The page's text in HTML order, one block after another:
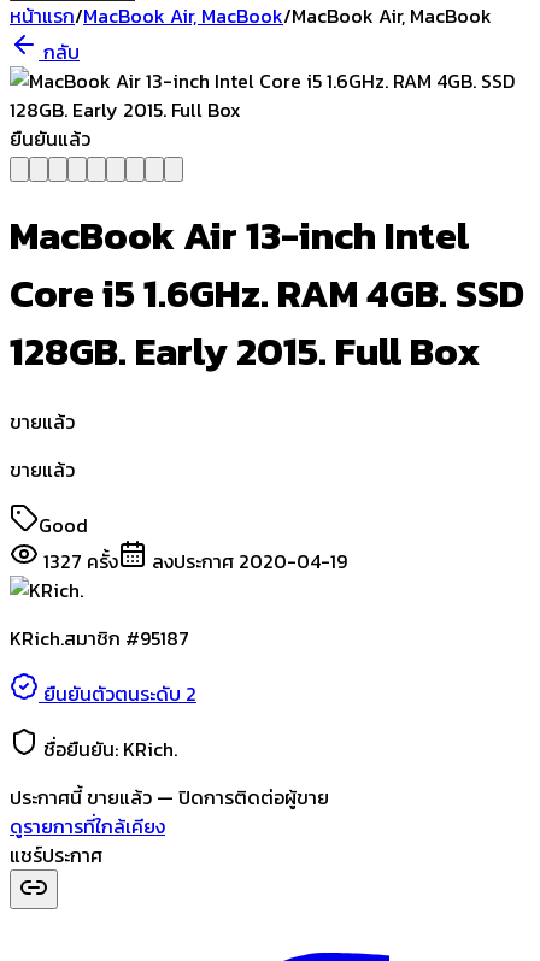
หน้าแรก/MacBook Air, MacBook/MacBook Air, MacBook
กลับ
ยืนยันแล้ว
MacBook Air 13-inch Intel
Core i5 1.6GHz. RAM 4GB. SSD
128GB. Early 2015. Full Box
ขายแล้ว
ขายแล้ว
Good
1327 ครั้ง ลงประกาศ 2020-04-19
KRich.สมาชิก #95187
ยืนยันตัวตนระดับ 2
ชื่อยืนยัน: KRich.
ประกาศนี้ขายแล้ว — ปิดการติดต่อผู้ขาย
ดูรายการที่ใกล้เคียง
แชร์ประกาศ